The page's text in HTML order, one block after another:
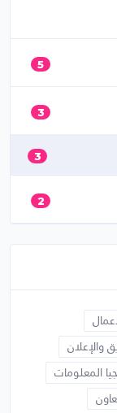
5
3
3
2
والإعلان
المعلومات